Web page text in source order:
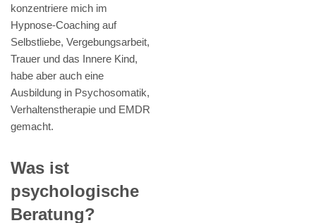
konzentriere mich im
Hypnose-Coaching auf
Selbstliebe, Vergebungsarbeit,
Trauer und das Innere Kind,
habe aber auch eine
Ausbildung in Psychosomatik,
Verhaltenstherapie und EMDR
gemacht.
Was ist
psychologische
Beratung?